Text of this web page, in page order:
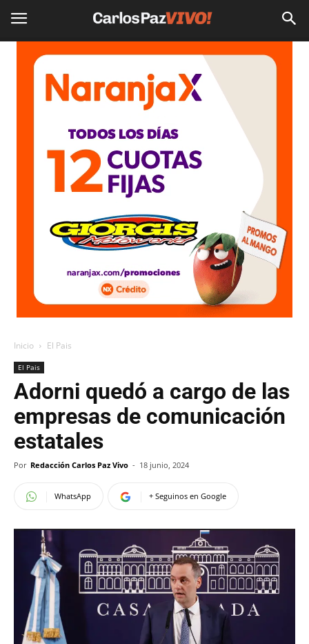
Inicio El Pais
El Pais
Adorni quedó a cargo de las
empresas de comunicación
estatales
Por Redacción Carlos Paz Vivo - 18 junio, 2024
WhatsApp + Seguinos en Google